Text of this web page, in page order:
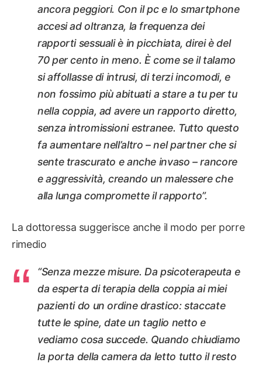
ancora peggiori. Con il pc e lo smartphone
accesi ad oltranza, la frequenza dei
rapporti sessuali è in picchiata, direi è del
70 per cento in meno. È come se il talamo
si affollasse di intrusi, di terzi incomodi, e
non fossimo più abituati a stare a tu per tu
nella coppia, ad avere un rapporto diretto,
senza intromissioni estranee. Tutto questo
fa aumentare nell’altro – nel partner che si
sente trascurato e anche invaso – rancore
e aggressività, creando un malessere che
alla lunga compromette il rapporto”.
La dottoressa suggerisce anche il modo per porre
rimedio
“Senza mezze misure. Da psicoterapeuta e
da esperta di terapia della coppia ai miei
pazienti do un ordine drastico: staccate
tutte le spine, date un taglio netto e
vediamo cosa succede. Quando chiudiamo
la porta della camera da letto tutto il resto